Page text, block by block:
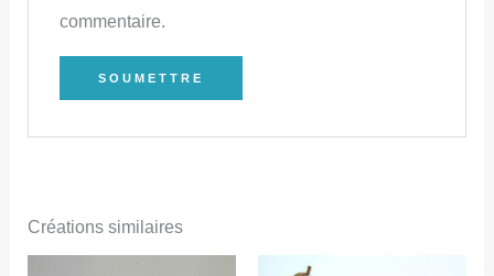
commentaire.
Créations similaires